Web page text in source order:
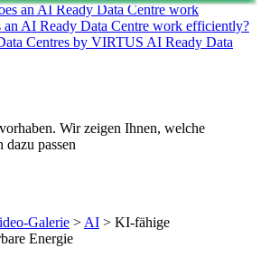
an AI Ready Data Centre work
an AI Ready Data Centre work efficiently?
Centres by VIRTUS AI Ready Data
Wir zeigen Ihnen, welche
dazu passen
Galerie > AI > KI-fähige
Energie